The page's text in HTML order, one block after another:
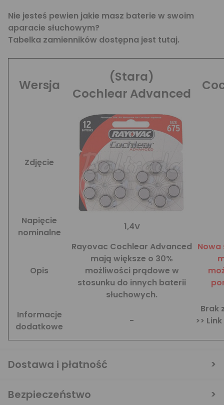
Nie jesteś pewien jakie masz baterie w swoim
aparacie słuchowym?
Tabelka zamienników dostępna jest tutaj.
Wersja
(Stara)
Cochlear Advanced
Zdjęcie
Napięcie
nominalne
1,4V
Opis
Rayovac Cochlear Advanced
mają większe o 30%
możliwości prądowe w
stosunku do innych baterii
słuchowych.
Informacje
dodatkowe
-
Brak
>>
Dostawa i płatność
Bezpieczeństwo